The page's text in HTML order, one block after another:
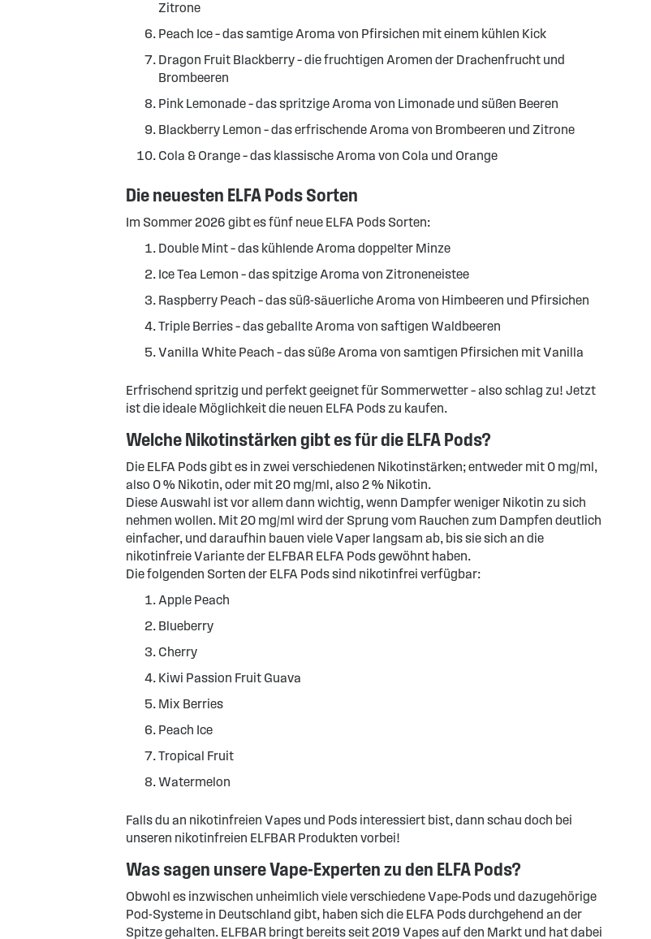
Zitrone
Peach Ice – das samtige Aroma von Pfirsichen mit einem kühlen Kick
Dragon Fruit Blackberry – die fruchtigen Aromen der Drachenfrucht und
Brombeeren
Pink Lemonade – das spritzige Aroma von Limonade und süßen Beeren
Blackberry Lemon – das erfrischende Aroma von Brombeeren und Zitrone
Cola & Orange – das klassische Aroma von Cola und Orange
Die neuesten ELFA Pods Sorten
Im Sommer 2026 gibt es fünf neue ELFA Pods Sorten:
Double Mint – das kühlende Aroma doppelter Minze
Ice Tea Lemon – das spitzige Aroma von Zitroneneistee
Raspberry Peach – das süß-säuerliche Aroma von Himbeeren und Pfirsichen
Triple Berries – das geballte Aroma von saftigen Waldbeeren
Vanilla White Peach – das süße Aroma von samtigen Pfirsichen mit Vanilla
Erfrischend spritzig und perfekt geeignet für Sommerwetter – also schlag zu! Jetzt
ist die ideale Möglichkeit die neuen ELFA Pods zu kaufen.
Welche Nikotinstärken gibt es für die ELFA Pods?
Die ELFA Pods gibt es in zwei verschiedenen Nikotinstärken; entweder mit 0 mg/ml,
also 0 % Nikotin, oder mit 20 mg/ml, also 2 % Nikotin.
Diese Auswahl ist vor allem dann wichtig, wenn Dampfer weniger Nikotin zu sich
nehmen wollen. Mit 20 mg/ml wird der Sprung vom Rauchen zum Dampfen deutlich
einfacher, und daraufhin bauen viele Vaper langsam ab, bis sie sich an die
nikotinfreie Variante der ELFBAR ELFA Pods gewöhnt haben.
Die folgenden Sorten der ELFA Pods sind nikotinfrei verfügbar:
Apple Peach
Blueberry
Cherry
Kiwi Passion Fruit Guava
Mix Berries
Peach Ice
Tropical Fruit
Watermelon
Falls du an nikotinfreien Vapes und Pods interessiert bist, dann schau doch bei
unseren nikotinfreien ELFBAR Produkten vorbei!
Was sagen unsere Vape-Experten zu den ELFA Pods?
Obwohl es inzwischen unheimlich viele verschiedene Vape-Pods und dazugehörige
Pod-Systeme in Deutschland gibt, haben sich die ELFA Pods durchgehend an der
Spitze gehalten. ELFBAR bringt bereits seit 2019 Vapes auf den Markt und hat dabei